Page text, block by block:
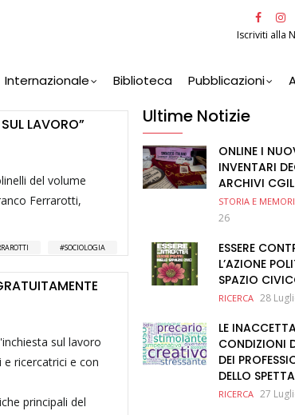
Iscriviti alla
Internazionale Biblioteca Pubblicazioni
LAVORO”
del volume
Ferrarotti,
SOCIOLOGIA
sul lavoro
ricercatrici e con
principali del
Ultime Notizie
ONLINE I
INVENTARI
ARCHIVI
STORIA E
26
ESSERE
L’AZIONE
SPAZIO
RICERCA 28
LE
CONDIZIONI
DEI
DELLO
RICERCA 27